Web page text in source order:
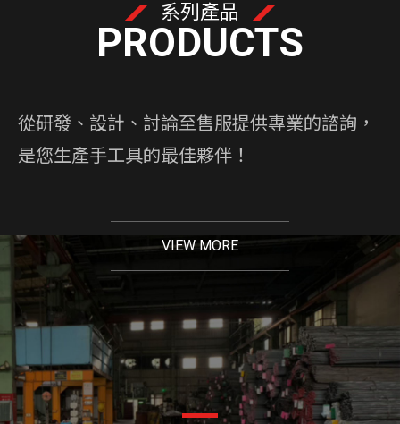
系列產品
PRODUCTS
從研發、設計、討論至售服提供專業的諮詢，
是您生產手工具的最佳夥伴！
VIEW MORE